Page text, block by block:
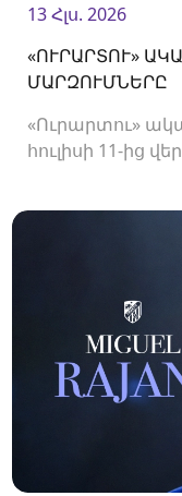
13 Հլս. 2026
«ՈՒՐԱՐՏՈՒ»
ՄԱՐԶՈՒՄՆԵՐԸ
«Ուրարտու»
հուլիսի 11-ից